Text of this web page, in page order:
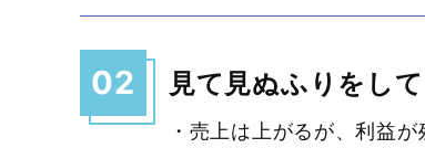
02 見て見ぬふりをし
・売上は上がるが、利益